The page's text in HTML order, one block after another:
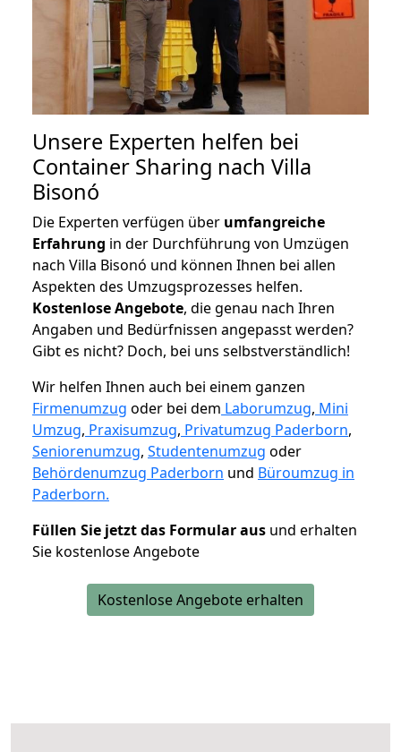
Unsere Experten helfen bei
Container Sharing nach Villa
Bisonó
Die Experten verfügen über umfangreiche
Erfahrung in der Durchführung von Umzügen
nach Villa Bisonó und können Ihnen bei allen
Aspekten des Umzugsprozesses helfen.
Kostenlose Angebote, die genau nach Ihren
Angaben und Bedürfnissen angepasst werden?
Gibt es nicht? Doch, bei uns selbstverständlich!
Wir helfen Ihnen auch bei einem ganzen
Firmenumzug oder bei dem Laborumzug, Mini
Umzug, Praxisumzug, Privatumzug Paderborn,
Seniorenumzug, Studentenumzug oder
Behördenumzug Paderborn und Büroumzug in
Paderborn.
Füllen Sie jetzt das Formular aus und erhalten
Sie kostenlose Angebote
Kostenlose Angebote erhalten